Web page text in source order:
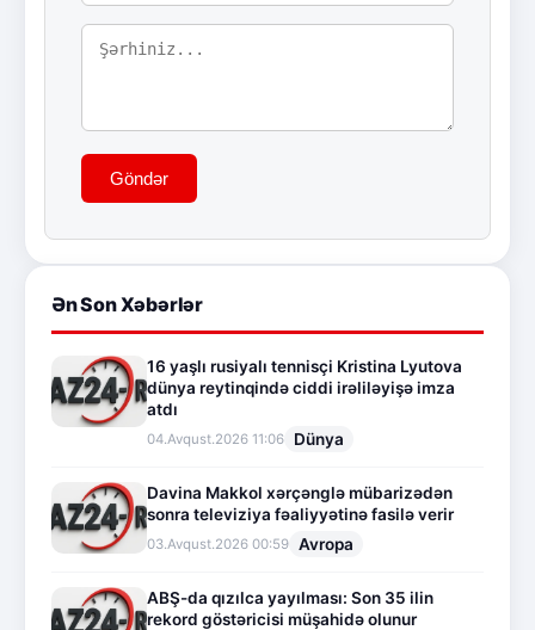
Göndər
Ən Son Xəbərlər
16 yaşlı rusiyalı tennisçi Kristina Lyutova
dünya reytinqində ciddi irəliləyişə imza
atdı
04.Avqust.2026 11:06 Dünya
Davina Makkol xərçənglə mübarizədən
sonra televiziya fəaliyyətinə fasilə verir
03.Avqust.2026 00:59 Avropa
ABŞ-da qızılca yayılması: Son 35 ilin
rekord göstəricisi müşahidə olunur